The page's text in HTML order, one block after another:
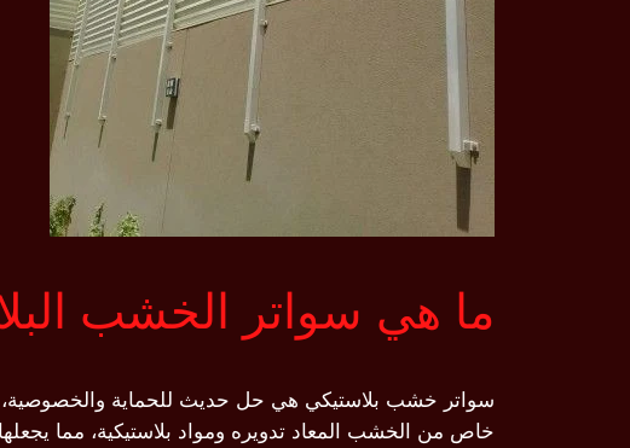
ما هي سواتر الخشب
سواتر خشب بلاستيكي هي حل حديث للحماية والخصوصية،
خاص من الخشب المعاد تدويره ومواد بلاستيكية، مما